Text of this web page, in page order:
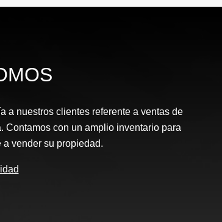
$750.000.000
a nuestros clientes referente a ventas de
Contamos con un amplio inventario para
vender su propiedad.